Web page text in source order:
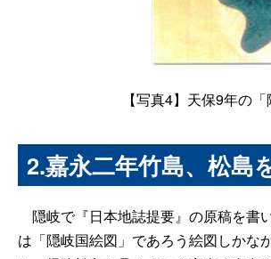
【写真4】天保9年の「
2.嘉永二年竹島、松島
隠岐で『日本地誌提要』の原稿を書
は「隠岐国絵図」であろう絵図しかな